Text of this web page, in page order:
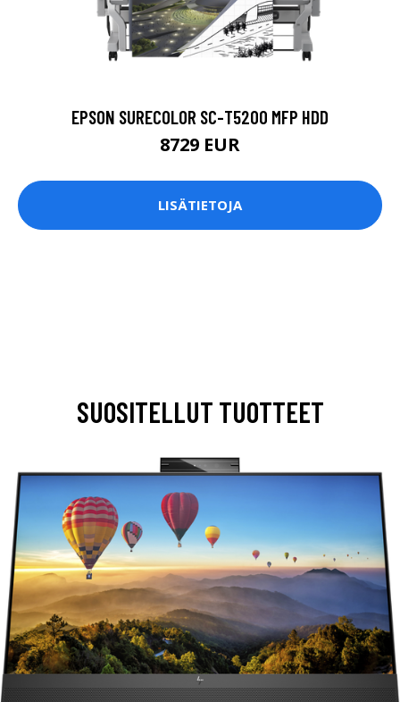
EPSON SURECOLOR SC-T5200 MFP HDD
8729 EUR
LISÄTIETOJA
SUOSITELLUT TUOTTEET